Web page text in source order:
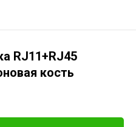
RJ11+RJ45
кость